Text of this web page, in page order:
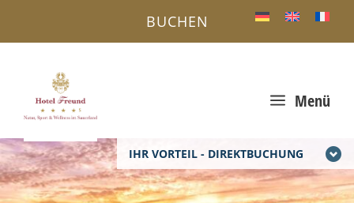
IHR VORTEIL - DIREKTBUCHUNG
a Menü
BUCHEN